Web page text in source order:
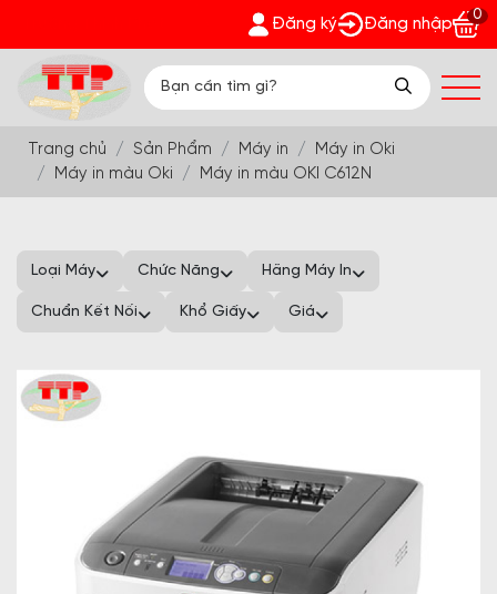
Thịnh Phát - Nhận quà bất ngờ Đón Hè Sang chi tiết tại
Đăng ký Đăng nhập
0
Trang chủ Sản Phẩm Máy in
Máy in Oki
Máy in màu Oki
Máy in màu OKI C612N
Loại Máy Chức Năng Hãng Máy In
Chuẩn Kết Nối Khổ Giấy Giá